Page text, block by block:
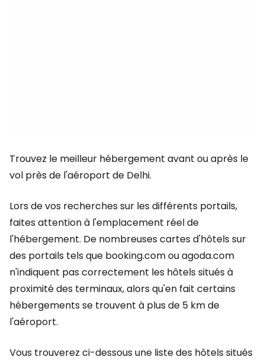
Trouvez le meilleur hébergement avant ou après le
vol près de l'aéroport de Delhi.
Lors de vos recherches sur les différents portails,
faites attention à l'emplacement réel de
l'hébergement. De nombreuses cartes d'hôtels sur
des portails tels que booking.com ou agoda.com
n'indiquent pas correctement les hôtels situés à
proximité des terminaux, alors qu'en fait certains
hébergements se trouvent à plus de 5 km de
l'aéroport.
Vous trouverez ci-dessous une liste des hôtels situés